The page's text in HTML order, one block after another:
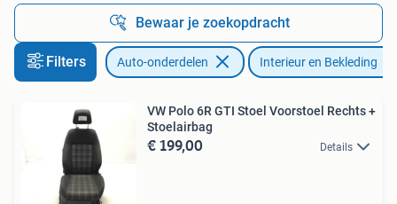
Bewaar je zoekopdracht
Filters Auto-onderdelen Interieur en Bekleding
VW Polo 6R GTI Stoel Voorstoel Rechts +
Stoelairbag
€ 199,00 Details